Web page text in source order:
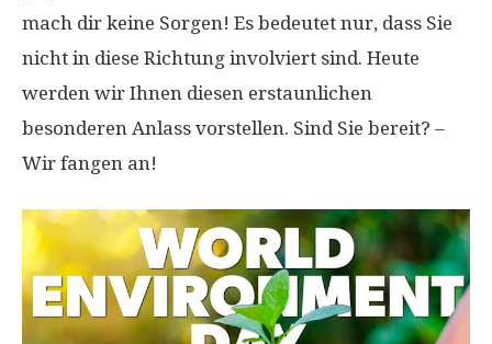
mach dir keine Sorgen! Es bedeutet nur, dass Sie
nicht in diese Richtung involviert sind. Heute
werden wir Ihnen diesen erstaunlichen
besonderen Anlass vorstellen. Sind Sie bereit? –
Wir fangen an!